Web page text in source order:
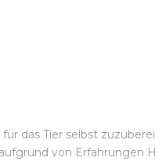
das Tier selbst
von Erfahrungen